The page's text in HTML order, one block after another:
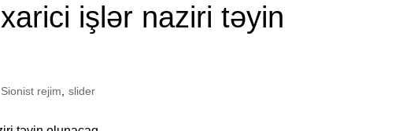
işlər naziri təyin
Sionist rejim slider